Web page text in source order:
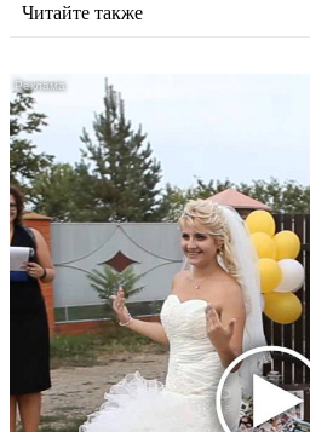
Читайте также